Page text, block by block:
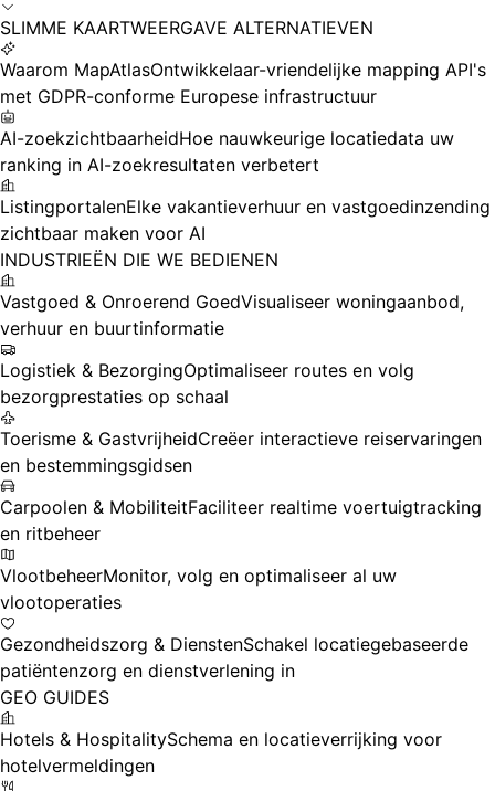
SLIMME KAARTWEERGAVE ALTERNATIEVEN
Waarom MapAtlasOntwikkelaar-vriendelijke mapping API's
met GDPR-conforme Europese infrastructuur
AI-zoekzichtbaarheidHoe nauwkeurige locatiedata uw
ranking in AI-zoekresultaten verbetert
ListingportalenElke vakantieverhuur en vastgoedinzending
zichtbaar maken voor AI
INDUSTRIEËN DIE WE BEDIENEN
Vastgoed & Onroerend GoedVisualiseer woningaanbod,
verhuur en buurtinformatie
Logistiek & BezorgingOptimaliseer routes en volg
bezorgprestaties op schaal
Toerisme & GastvrijheidCreëer interactieve reiservaringen
en bestemmingsgidsen
Carpoolen & MobiliteitFaciliteer realtime voertuigtracking
en ritbeheer
VlootbeheerMonitor, volg en optimaliseer al uw
vlootoperaties
Gezondheidszorg & DienstenSchakel locatiegebaseerde
patiëntenzorg en dienstverlening in
GEO GUIDES
Hotels & HospitalitySchema en locatieverrijking voor
hotelvermeldingen